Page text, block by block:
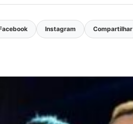
Instagram Compartilhar